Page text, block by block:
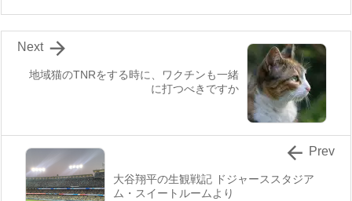
地域猫のTNRをする時に、ワクチンも一緒
に打つべきですか

Next
大谷翔平の生観戦記 ドジャーススタジア
ム・スイートルームより
 Prev